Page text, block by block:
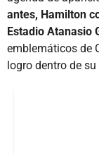
antes, Hamilton
Estadio Atanasio
emblemáticos de
logro dentro de